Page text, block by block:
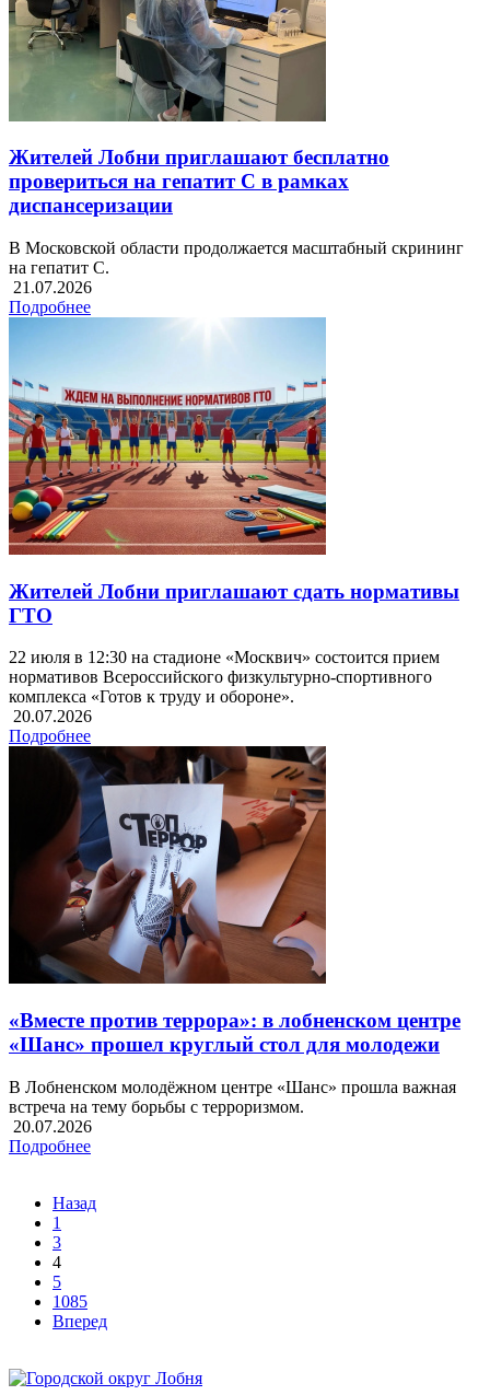
Жителей Лобни приглашают бесплатно
провериться на гепатит С в рамках
диспансеризации
В Московской области продолжается масштабный скрининг
на гепатит С.
21.07.2026
Подробнее
Жителей Лобни приглашают сдать нормативы
ГТО
22 июля в 12:30 на стадионе «Москвич» состоится прием
нормативов Всероссийского физкультурно-спортивного
комплекса «Готов к труду и обороне».
20.07.2026
Подробнее
«Вместе против террора»: в лобненском центре
«Шанс» прошел круглый стол для молодежи
В Лобненском молодёжном центре «Шанс» прошла важная
встреча на тему борьбы с терроризмом.
20.07.2026
Подробнее
Назад
1
3
4
5
1085
Вперед